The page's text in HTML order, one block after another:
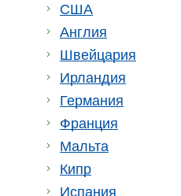
Англия
Швейцария
США
Ирландия
Германия
Франция
Мальта
Кипр
Испания